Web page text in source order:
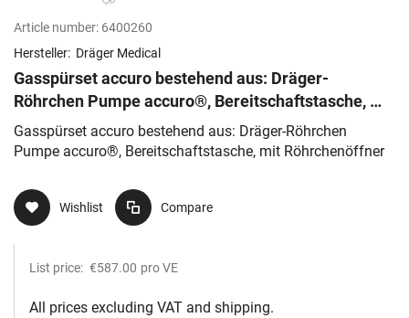
Article number: 6400260
Hersteller: Dräger Medical
Gasspürset accuro bestehend aus: Dräger-
Röhrchen Pumpe accuro®, Bereitschaftstasche, mit
Röhrchenöffner
Gasspürset accuro bestehend aus: Dräger-Röhrchen
Pumpe accuro®, Bereitschaftstasche, mit Röhrchenöffner
Wishlist Compare
List price: €587.00 pro VE
All prices excluding VAT and shipping.